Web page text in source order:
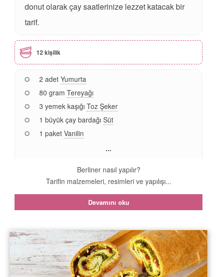
donut olarak çay saatlerinize lezzet katacak bir
tarif.
12 kişilik
2 adet Yumurta
80 gram Tereyağı
3 yemek kaşığı Toz Şeker
1 büyük çay bardağı Süt
1 paket Vanilin
...
Berliner nasıl yapılır?
Tarifin malzemeleri, resimleri ve yapılışı...
Devamını oku